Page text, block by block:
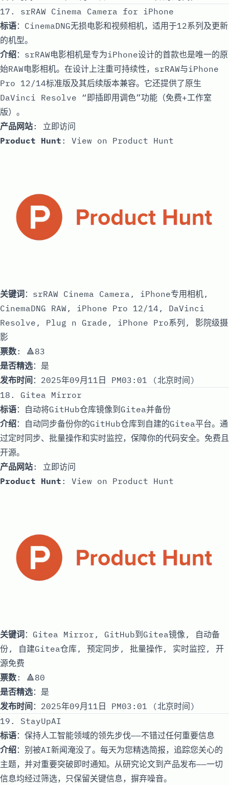
17. srRAW Cinema Camera for iPhone
标语：CinemaDNG无损电影和视频相机，适用于12系列及更新
的机型。
介绍：srRAW电影相机是专为iPhone设计的首款也是唯一的原
始RAW电影相机。在设计上注重可持续性，srRAW与iPhone
Pro 12/14标准版及其后续版本兼容。它还提供了原生
DaVinci Resolve “即插即用调色”功能（免费+工作室
版）。
产品网站: 立即访问
Product Hunt : View on Product Hunt
关键词：srRAW Cinema Camera, iPhone专用相机,
CinemaDNG RAW, iPhone Pro 12/14, DaVinci
Resolve, Plug n Grade, iPhone Pro系列, 影院级摄
影
票数: 🔺83
是否精选：是
发布时间 ：2025年09月11日 PM03:01 (北京时间)
18. Gitea Mirror
标语：自动将GitHub仓库镜像到Gitea并备份
介绍：自动同步备份你的GitHub仓库到自建的Gitea平台。通
过定时同步、批量操作和实时监控，保障你的代码安全。免费且
开源。
产品网站: 立即访问
Product Hunt : View on Product Hunt
关键词：Gitea Mirror, GitHub到Gitea镜像, 自动备
份, 自建Gitea仓库, 预定同步, 批量操作, 实时监控, 开
源免费
票数: 🔺80
是否精选：是
发布时间 ：2025年09月11日 PM03:01 (北京时间)
19. StayUpAI
标语：保持人工智能领域的领先步伐——不错过任何重要信息
介绍：别被AI新闻淹没了。每天为您精选简报，追踪您关心的
主题，并对重要突破即时通知。从研究论文到产品发布——一切
信息均经过筛选，只保留关键信息，摒弃噪音。